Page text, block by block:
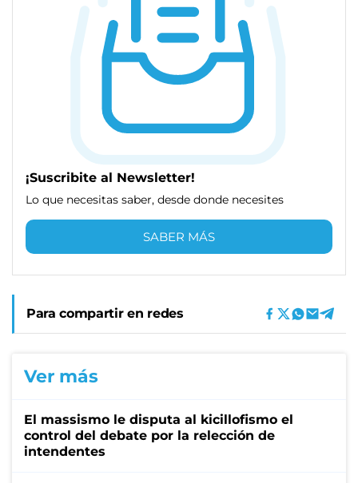
¡Suscribite al Newsletter!
Lo que necesitas saber, desde donde necesites
SABER MÁS
Para compartir en redes
Ver más
El massismo le disputa al kicillofismo el
control del debate por la relección de
intendentes